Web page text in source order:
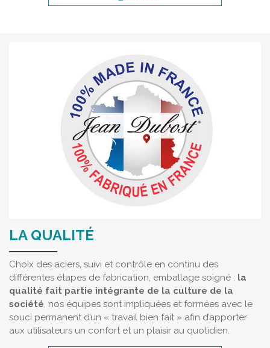
LA QUALITÉ
Choix des aciers, suivi et contrôle en continu des
différentes étapes de fabrication, emballage soigné : la
qualité fait partie intégrante de la culture de la
société, nos équipes sont impliquées et formées avec le
souci permanent d’un « travail bien fait » afin d’apporter
aux utilisateurs un confort et un plaisir au quotidien.